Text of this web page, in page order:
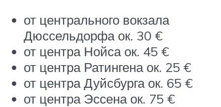
от центрального вокзала
Дюссельдорфа ок. 30 €
от центра Нойса ок. 45 €
от центра Ратингена ок. 25 €
от центра Дуйсбурга ок. 65 €
от центра Эссена ок. 75 €